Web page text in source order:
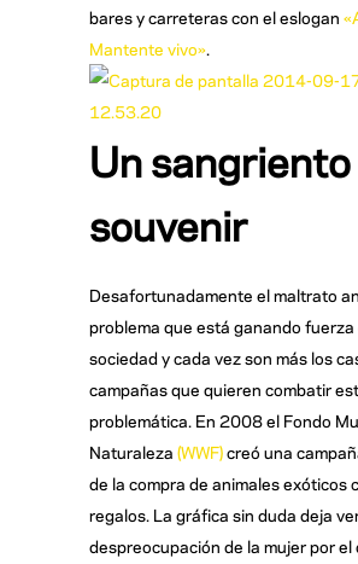
bares y carreteras con el eslogan
Mantente vivo».
Un sangriento
souvenir
Desafortunadamente el maltrato
problema que está ganando
sociedad y cada vez son más los
campañas que quieren combatir
problemática. En 2008 el Fondo
Naturaleza (WWF)creó una
de la compra de animales exóticos
regalos. La gráfica sin duda deja
despreocupación de la mujer por el